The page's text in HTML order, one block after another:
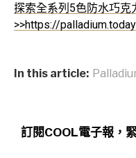
探索全系列5色防水巧克
>>https://
In this article:
訂閱COOL電子報，